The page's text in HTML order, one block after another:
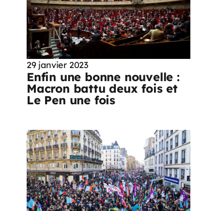
29 janvier 2023
Enfin une bonne nouvelle :
Macron battu deux fois et
Le Pen une fois